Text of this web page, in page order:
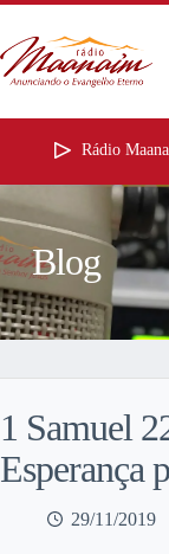
Rádio
Blog
1 Samuel
Esperança
29/11/2019